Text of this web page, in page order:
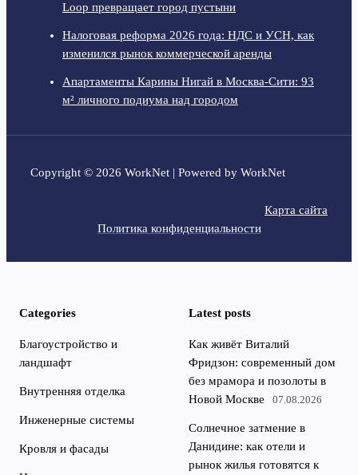
Loop превращает город пустыни
Налоговая реформа 2026 года: НДС и УСН, как
изменился рынок коммерческой аренды
Апартаменты Карины Нигай в Москва-Сити: 93
м² личного подиума над городом
Copyright © 2026 WorkNet | Powered by WorkNet
Карта сайта
Политика конфиденциальности
Categories
Благоустройство и
ландшафт
Внутренняя отделка
Инженерные системы
Кровля и фасады
Latest posts
Как живёт Виталий
Фридзон: современный дом
без мрамора и позолоты в
Новой Москве
07.08.2026
Солнечное затмение в
Данидине: как отели и
рынок жилья готовятся к